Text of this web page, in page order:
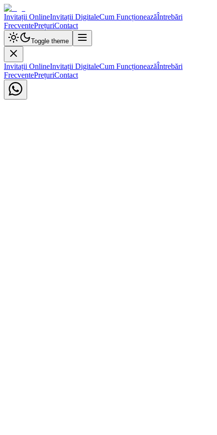
Invitații OnlineInvitații DigitaleCum FuncționeazăÎntrebări
FrecventePrețuriContact
Toggle theme
Invitații OnlineInvitații DigitaleCum FuncționeazăÎntrebări
FrecventePrețuriContact